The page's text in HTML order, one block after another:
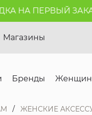
НА ПЕРВЫЙ ЗАКАЗ
Магазины
Бренды
ЖЕНСКИЕ